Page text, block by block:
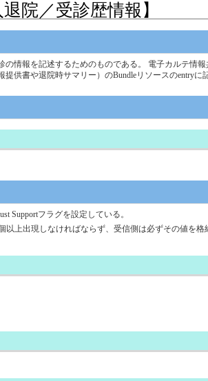
院／受診歴情報】
情報を記述するためのものである。 電子カルテ情
供書や退院時サマリー）のBundleリソースのentryに
Supportフラグを設定している。
上出現しなければならず、受信側は必ずその値を